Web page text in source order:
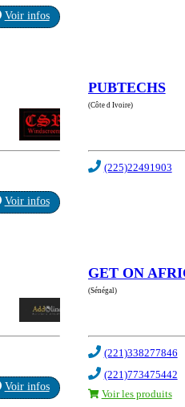
Voir infos
Voir infos
PUBTECHS
(Côte d Ivoire)
(225)22491903
Voir infos
GET ON
(Sénégal)
(221)338277846
(221)773475442
Voir les produits